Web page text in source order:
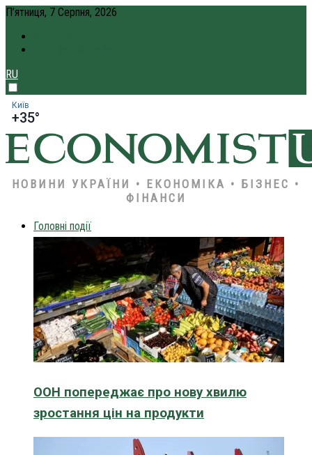
П’ятниця, 7 Серпня, 2026
RU
Київ
+35°
НОВИНИ УКРАЇНИ • ЕКОНОМІКА • БІЗНЕС •
ФІНАНСИ
Головні події
ООН попереджає про нову хвилю
зростання цін на продукти